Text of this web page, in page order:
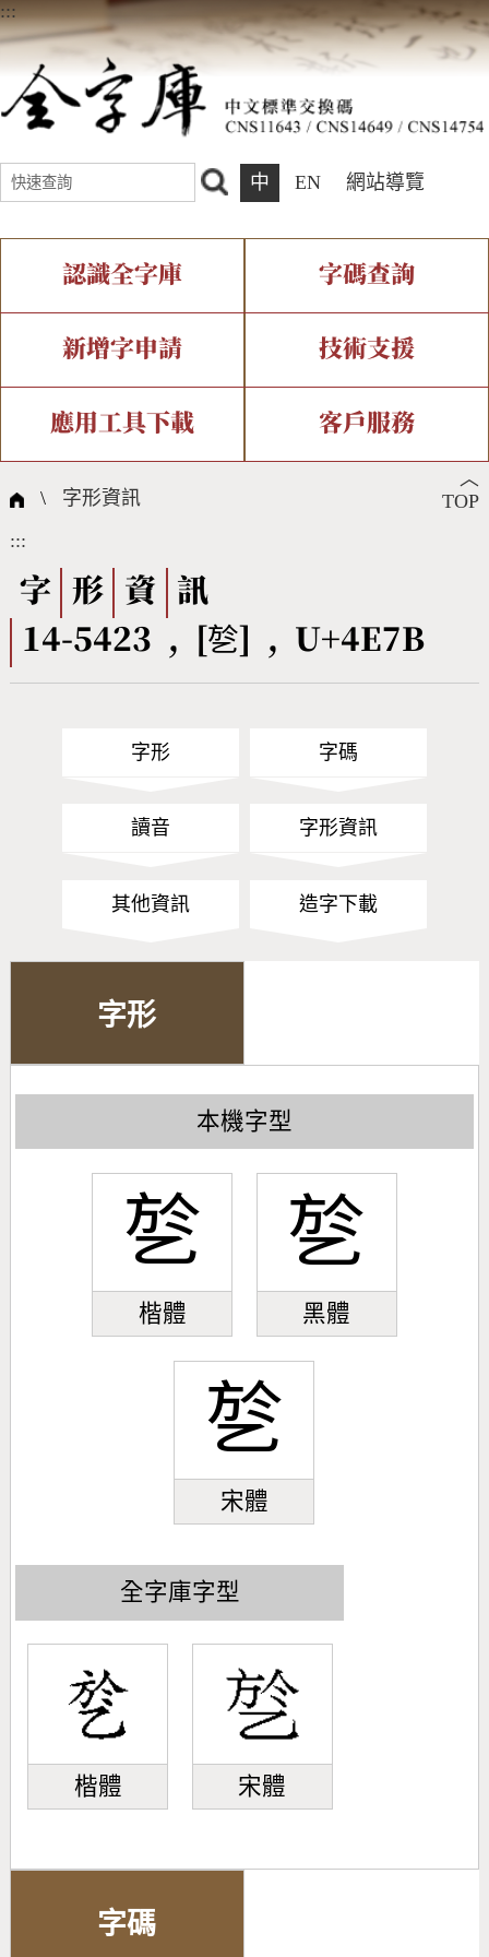
:::
中 EN 網站導覽
認識全字庫
全字庫介紹 全字庫現況
中文碼介紹 專有名詞介紹
國際字碼相關組織
字碼查詢
IDS查詢 部件查詢
複合查詢 注音查詢
筆畫查詢
筆順序查詢
CNS查詢 Unicode查詢
新增字申請
新字申請處理流程
技術支援
字形即時顯示 造字解決方案
全字庫授權 轉碼Web Service
應用工具下載
個人電腦造字處理工具
字形下載
客戶服務
問題集
熱門查詢統計
︿
TOP
\ 字形資訊
:::
字 形 資
訊
14-5423 , [乻] , U+4E7B
字形 字碼
讀音 字形資訊
其他資訊 造字下載
字形
本機字型
乻
楷體
乻
黑體
乻
宋體
全字庫字型
楷體 宋體
字碼